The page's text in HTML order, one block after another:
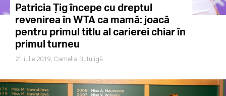
Patricia Țig începe cu dreptul
revenirea în WTA ca mamă: joacă
pentru primul titlu al carierei chiar în
primul turneu
21 iulie 2019, Camelia Butuligă